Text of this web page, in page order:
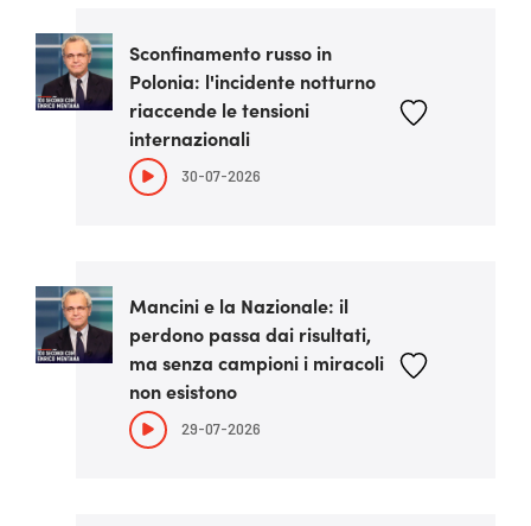
Sconfinamento russo in
Polonia: l'incidente notturno
riaccende le tensioni
internazionali
30-07-2026
Mancini e la Nazionale: il
perdono passa dai risultati,
ma senza campioni i miracoli
non esistono
29-07-2026